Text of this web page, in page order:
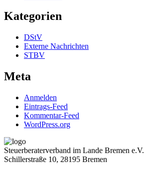
Kategorien
DStV
Externe Nachrichten
STBV
Meta
Anmelden
Eintrags-Feed
Kommentar-Feed
WordPress.org
Steuerberaterverband im Lande Bremen e.V.
Schillerstraße 10, 28195 Bremen